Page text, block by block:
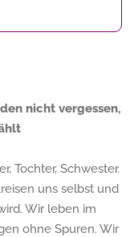
nicht vergessen,
Tochter, Schwester.
uns selbst und
Wir leben im
ohne Spuren. Wir